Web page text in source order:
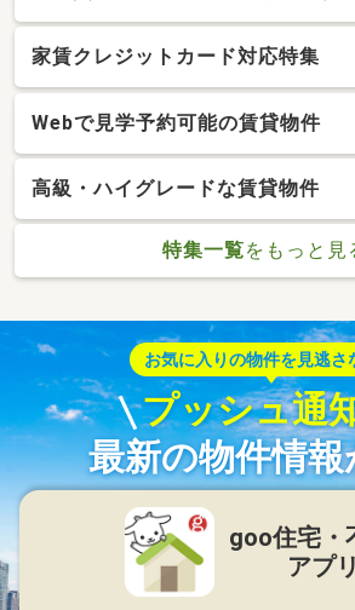
家賃クレジットカード対応特集
Webで見学予約可能の賃貸物件
高級・ハイグレードな賃貸物件
特集一覧をもっと見
お気に入りの物件を見逃さ
プッシュ通
最新の物件情報
goo住宅・
アプリ